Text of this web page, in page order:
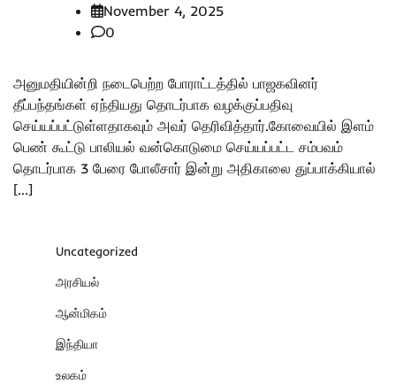
November 4, 2025
0
அனுமதியின்றி நடைபெற்ற போராட்டத்தில் பாஜகவினர்
தீப்பந்தங்கள் ஏந்தியது தொடர்பாக வழக்குப்பதிவு
செய்யப்பட்டுள்ளதாகவும் அவர் தெரிவித்தார்.கோவையில் இளம்
பெண் கூட்டு பாலியல் வன்கொடுமை செய்யப்பட்ட சம்பவம்
தொடர்பாக 3 பேரை போலீசார் இன்று அதிகாலை துப்பாக்கியால்
[…]
Uncategorized
அரசியல்
ஆன்மிகம்
இந்தியா
உலகம்